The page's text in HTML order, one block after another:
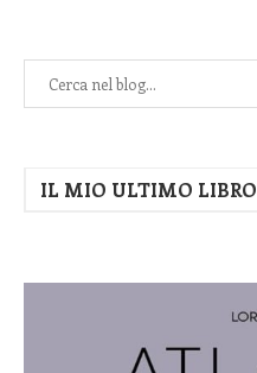
IL MIO ULTIMO LIBRO